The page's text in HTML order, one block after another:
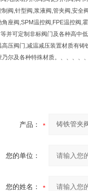
制阀,针型阀,浆液阀,管夹阀,安全
角座阀,SPM温控阀,FPE温控阀,
并可定制非标阀门及各种高中
高压阀门,减温减压装置材质有
乃尔及各种特殊材质。、、、、
产品：
您的单位：
您的姓名：